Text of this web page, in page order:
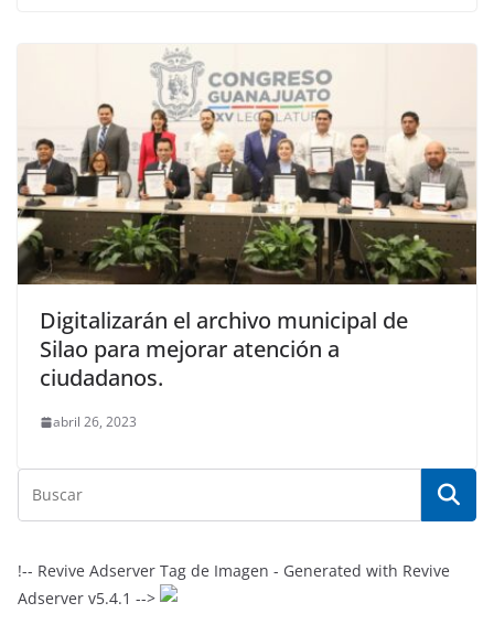
Digitalizarán el archivo municipal de
Silao para mejorar atención a
ciudadanos.
abril 26, 2023
!-- Revive Adserver Tag de Imagen - Generated with Revive
Adserver v5.4.1 -->